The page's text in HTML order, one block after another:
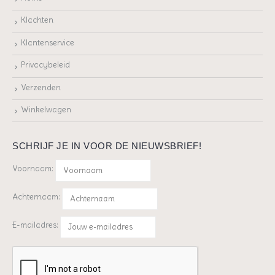
Klachten
Klantenservice
Privacybeleid
Verzenden
Winkelwagen
SCHRIJF JE IN VOOR DE NIEUWSBRIEF!
Voornaam:
Achternaam:
E-mailadres: